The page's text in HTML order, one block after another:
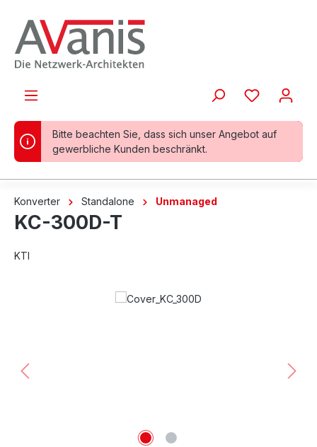
Bitte beachten Sie, dass sich unser Angebot auf
gewerbliche Kunden beschränkt.
Konverter Standalone Unmanaged
KC-300D-T
KTI
Bildergalerie überspringen